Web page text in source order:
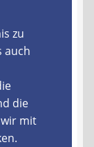
zu
auch
die
mit